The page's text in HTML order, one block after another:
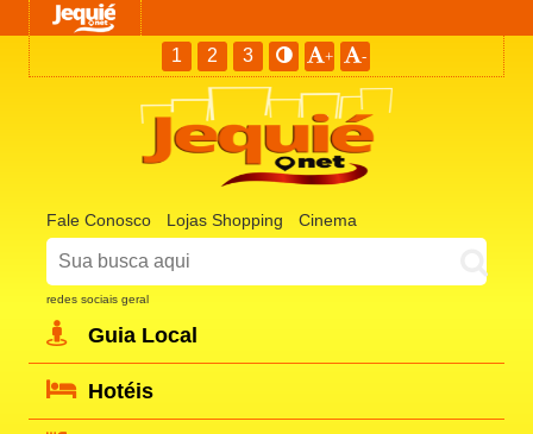
1 2 3 + -
Fale Conosco Lojas Shopping Cinema
redes sociais geral
Guia Local
Hotéis